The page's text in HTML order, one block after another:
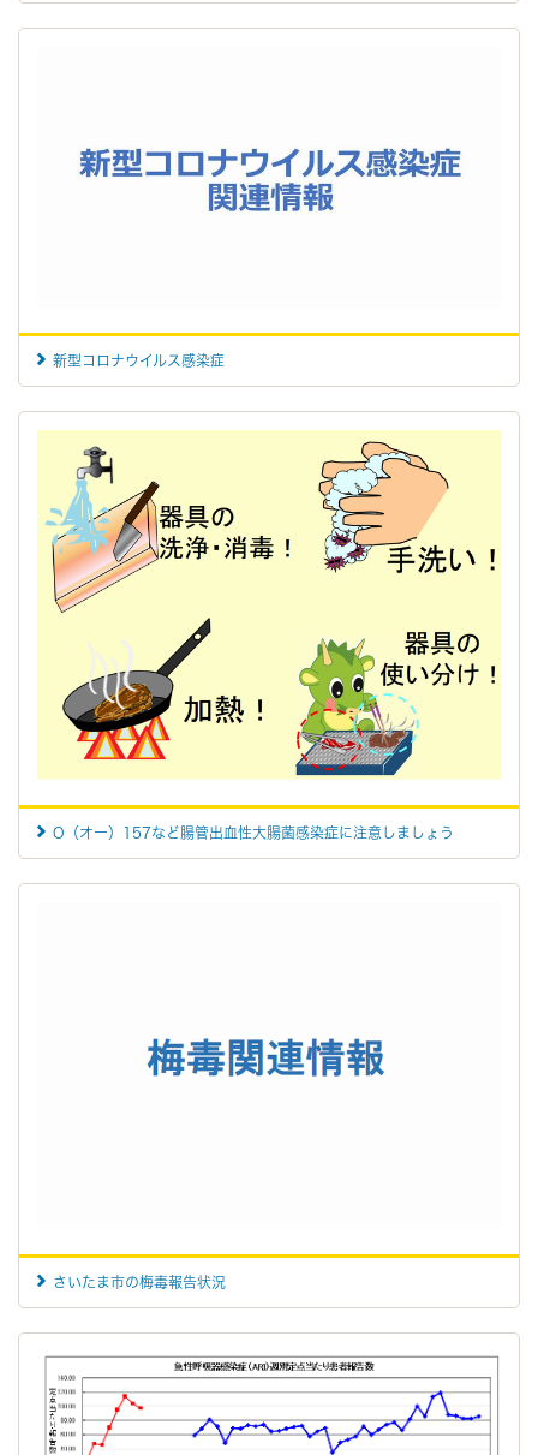
新型コロナウイルス感染症
O（オー）157など腸管出血性大腸菌感染症に注意しましょう
さいたま市の梅毒報告状況